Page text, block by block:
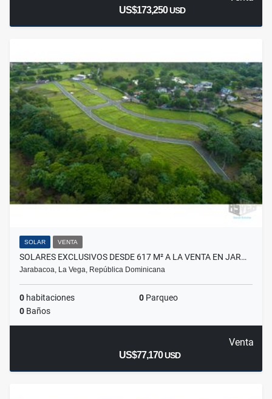
US$173,250USD
SOLAR VENTA
SOLARES EXCLUSIVOS DESDE 617 M² A LA VENTA EN JAR…
Jarabacoa, La Vega, República Dominicana
0 habitaciones 0 Parqueo
0 Baños
Venta
US$77,170USD